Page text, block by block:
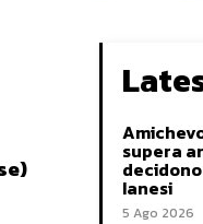
supera
Ianesi
5 Ago 2026